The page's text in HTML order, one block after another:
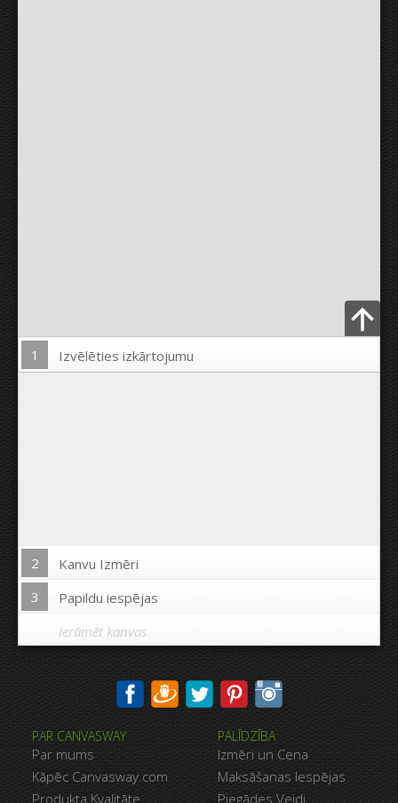
Ielādēt Foto
1 Izvēlēties izkārtojumu
2
Kanvu Izmēri
3
Papildu iespējas
Drukāt uz kanvas malām:
Nē
Attālums starp bildēm:
Ierāmēt kanvas
PAR CANVASWAY
Par mums
Kāpēc Canvasway.com
Produkta Kvalitāte
PALĪDZĪBA
Izmēri un Cena
Maksāšanas Iespējas
Piegādes Veidi